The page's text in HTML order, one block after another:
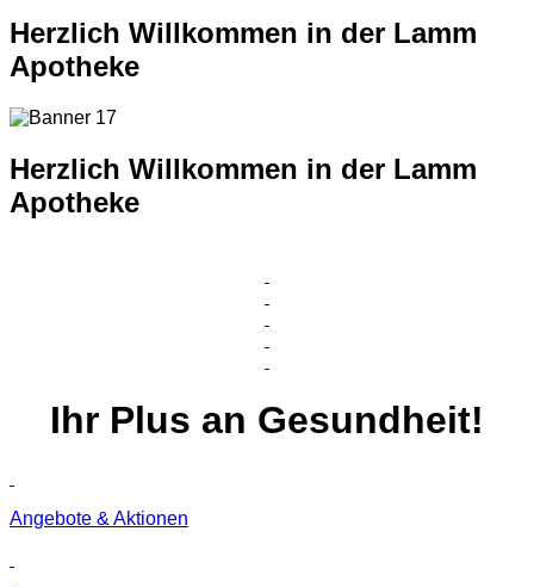
Herzlich Willkommen in der Lamm
Apotheke
Herzlich Willkommen in der Lamm
Apotheke
Ihr Plus an Gesundheit!
Angebote & Aktionen